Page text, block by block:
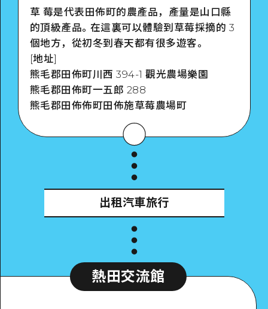
草 莓是代表田佈町的農產品，產量是山口縣
的頂級產品。在這裏可以體驗到草莓採摘的 3
個地方，從初冬到春天都有很多遊客。
[地址]
熊毛郡田佈町川西 394-1 觀光農場樂園
熊毛郡田佈町一五郎 288
熊毛郡田佈佈町田佈施草莓農場町
出租汽車旅行
熱田交流館